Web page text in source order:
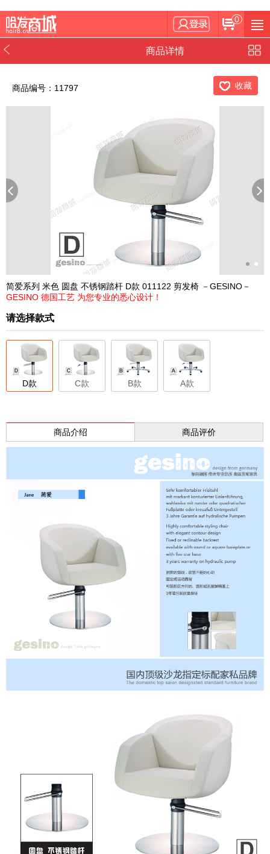
0
商品详情
商品编号：11797 收藏
简爱系列 米色 圆盘 不锈钢踏杆 D款 011122 剪发椅 －GESINO－
GESINO 德国工艺 为您专业的悉心设计！
请选择款式
D款 C款 B款 A款
商品介绍 商品评价